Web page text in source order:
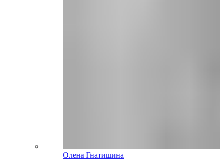
Олена Гнатишина